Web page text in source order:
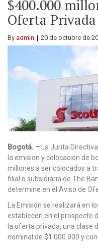
$400.000
Oferta Privada
By admin 20 de octubre de
Bogotá. – La Junta
la emisión y colocación de
millones a ser colocados a
filial o subsidiaria de The
determine en el Aviso de
La Emisión se realizará en
establecen en el prospecto
la oferta privada, una clase
nominal de $1.000.000 y